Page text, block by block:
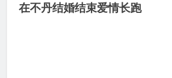
在不丹结婚结束爱情长跑